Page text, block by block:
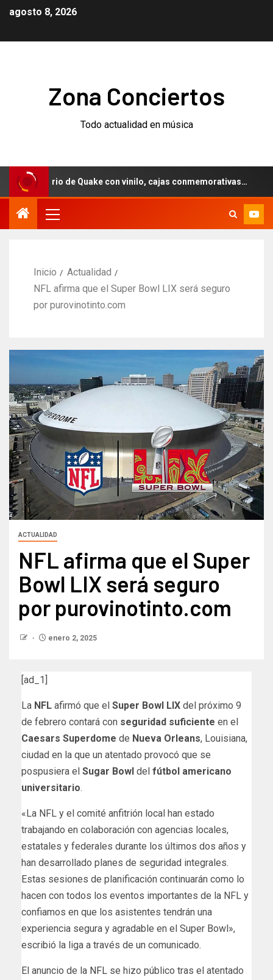
agosto 8, 2026
Zona Conciertos
Todo actualidad en música
de Quake con vinilo, cajas conmemorativas…
Inicio
Actualidad
NFL afirma que el Super Bowl LIX será seguro
por purovinotinto.com
ACTUALIDAD
NFL afirma que el Super
Bowl LIX será seguro
por purovinotinto.com
enero 2, 2025
[ad_1]
La NFL afirmó que el Super Bowl LIX del próximo 9
de febrero contará con seguridad suficiente en el
Caesars Superdome de Nueva Orleans, Louisiana,
ciudad en la que un atentado provocó que se
pospusiera el Sugar Bowl del fútbol americano
universitario.
«La NFL y el comité anfitrión local han estado
trabajando en colaboración con agencias locales,
estatales y federales durante los últimos dos años y
han desarrollado planes de seguridad integrales.
Estas sesiones de planificación continuarán como lo
hacen con todos los eventos importantes de la NFL y
confiamos en que los asistentes tendrán una
experiencia segura y agradable en el Super Bowl»,
escribió la liga a través de un comunicado.
El anuncio de la NFL se hizo público tras el atentado